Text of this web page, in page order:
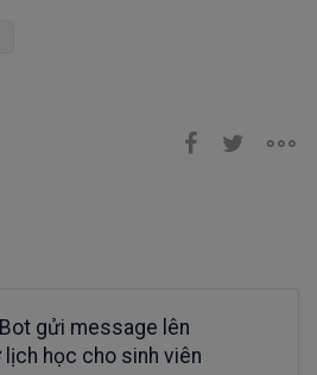
gửi message lên
học cho sinh viên